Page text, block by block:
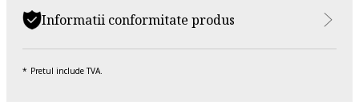
Informatii conformitate produs
Pretul include TVA.